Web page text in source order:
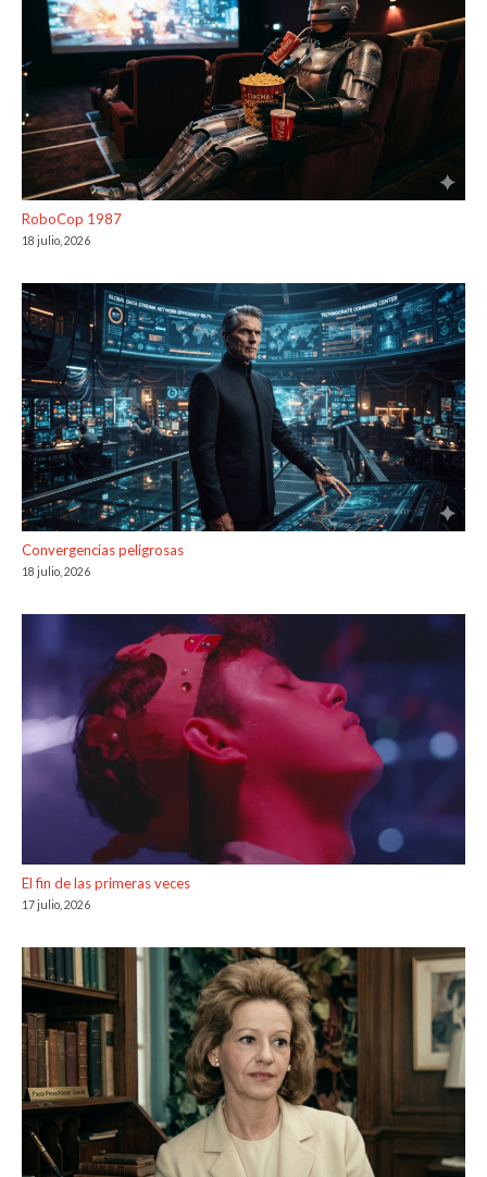
RoboCop 1987
18 julio, 2026
Convergencias peligrosas
18 julio, 2026
El fin de las primeras veces
17 julio, 2026